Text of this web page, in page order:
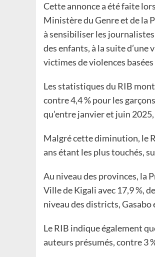
Cette annonce a été faite
Ministère du Genre et de la
à sensibiliser les
des enfants, à la suite d’une
victimes de violences
Les statistiques du RIB
contre 4,4 % pour les
qu’entre janvier et juin
Malgré cette diminution, le
ans étant les plus touchés,
Au niveau des provinces, la
Ville de Kigali avec 17,9 %,
niveau des districts, Gasabo
Le RIB indique également
auteurs présumés, contre 3